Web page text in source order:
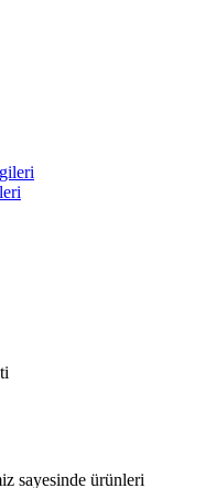
sayesinde ürünleri